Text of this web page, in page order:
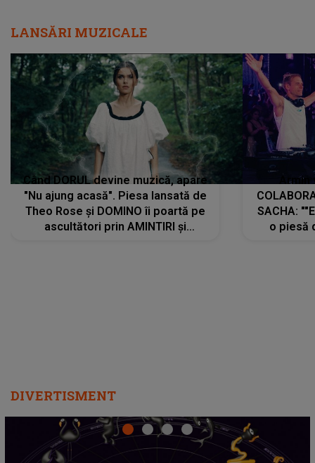
LANSĂRI MUZICALE
Când DORUL devine muzică, apare
"Nu ajung acasă". Piesa lansată de
Theo Rose și DOMINO îi poartă pe
ascultători prin AMINTIRI și
SACHA:
o piesă
DIVERTISMENT